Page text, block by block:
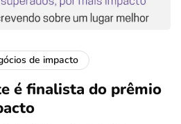
de impacto
é finalista do prêmio